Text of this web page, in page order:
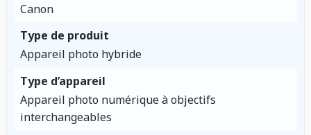
Canon
Type de produit
Appareil photo hybride
Type d’appareil
Appareil photo numérique à objectifs
interchangeables